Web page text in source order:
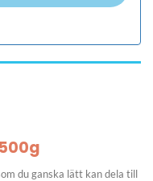
du ganska lätt kan dela till